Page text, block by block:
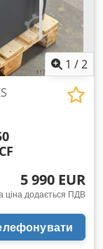
1 /2
5 990 EUR
ціна додається ПДВ